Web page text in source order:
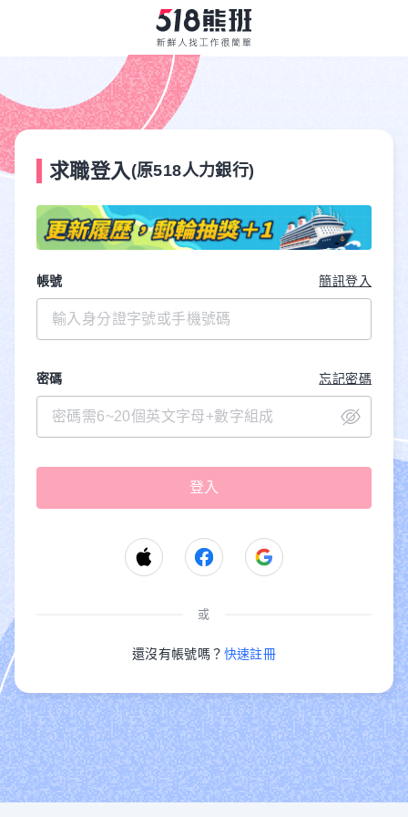
求職登入 (原518人力銀行)
帳號 簡訊登入
密碼 忘記密碼
或
還沒有帳號嗎？ 快速註冊